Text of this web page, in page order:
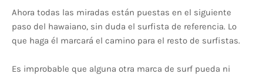
Ahora todas las miradas están puestas en el siguiente
paso del hawaiano, sin duda el surfista de referencia. Lo
que haga él marcará el camino para el resto de surfistas.
Es improbable que alguna otra marca de surf pueda ni